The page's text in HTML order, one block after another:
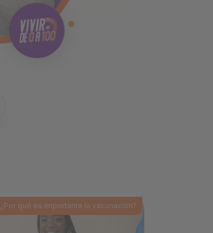
¿Por qué es importante la vacunación?
❮